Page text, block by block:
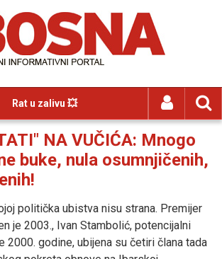
Rat u zalivu 💥
NA VUČIĆA: Mnogo
buke, nula osumnjičenih,
politička ubistva nisu strana. Premijer
je 2003., Ivan Stambolić, potencijalni
2000. godine, ubijena su četiri člana tada